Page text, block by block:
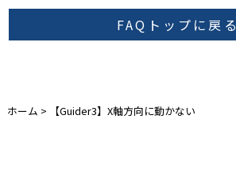
FAQトップに戻る
ホーム > 【Guider3】X軸方向に動かない